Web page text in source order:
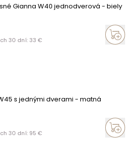
Gianna W40 jednodverová - biely
30 dní: 33 €
s jednými dverami - matná
30 dní: 95 €